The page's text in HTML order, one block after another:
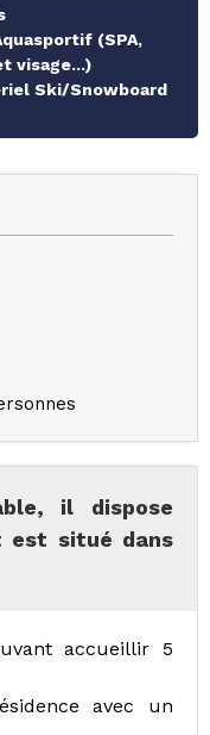
(SPA,
visage...)
Ski/Snowboard
il dispose
est situé dans
accueillir 5
avec un